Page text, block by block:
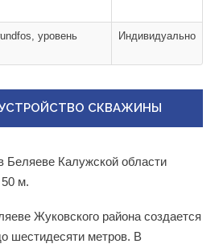
уровень
Индивидуально
СКВАЖИНЫ
Беляеве Калужской области
м.
Жуковского района создается
шестидесяти метров. В